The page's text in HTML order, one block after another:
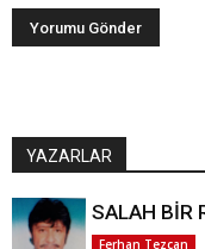
YAZARLAR
SALAH BİR
Ferhan Tezcan